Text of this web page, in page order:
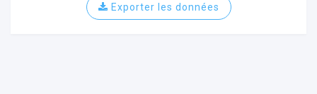
Exporter les données